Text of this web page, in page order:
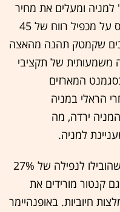
ומעלים את מחיר
היעד מ-180 ל-195 דולר, בהתבסס על מכפיל רווח של 45
מעריכים שקמטק תהנה מהאצה
משמעותית של תקציבי
המארזים
הראלי במניה
ירדה, מה
למניה.
(60.2), שהובילו לנפילה של 27%
קנטור מורידים את
חיוביות. באופנהיימר